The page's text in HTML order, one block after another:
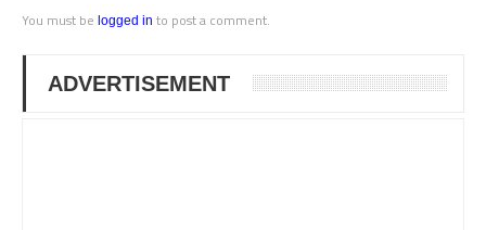
You must be logged in to post a comment.
ADVERTISEMENT